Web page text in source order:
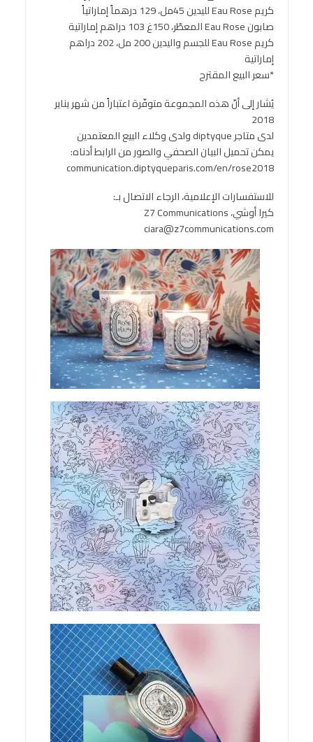
كريم Eau Rose لليدين 45مل، 129 درهماً إماراتياً
صابون Eau Rose المعطّر، 150غ 103 دراهم إماراتية
كريم Eau Rose للجسم واليدين 200 مل، 202 دراهم
إماراتية
*سعر البيع المقترح
يُشار إلى أنّ هذه المجموعة متوفّرة اعتباراً من شهر يناير
2018
لدى متاجر diptyque ولدى وكلاء البيع المعتمدين
يمكن تحميل البيان الصحفي والصور من الرابط أدناه:
communication.diptyqueparis.com/en/rose2018
للاستفسارات الإعلامية، الرجاء الاتصال بـ:
كيرا أوشي، Z7 Communications
ciara@z7communications.com